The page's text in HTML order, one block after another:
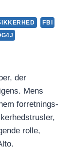
FBI
der
Mens
forretnings-
rolle,